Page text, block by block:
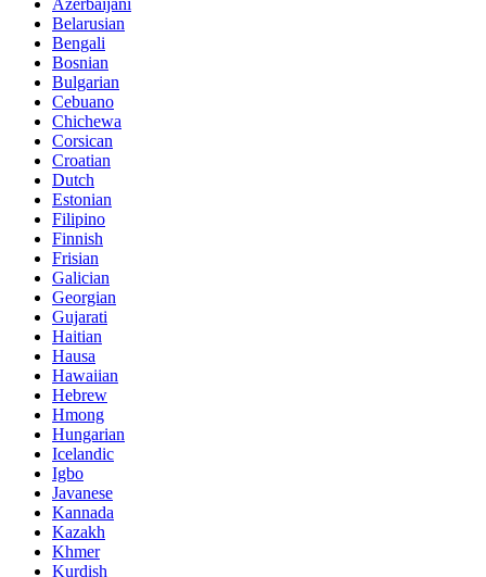
Azerbaijani
Belarusian
Bengali
Bosnian
Bulgarian
Cebuano
Chichewa
Corsican
Croatian
Dutch
Estonian
Filipino
Finnish
Frisian
Galician
Georgian
Gujarati
Haitian
Hausa
Hawaiian
Hebrew
Hmong
Hungarian
Icelandic
Igbo
Javanese
Kannada
Kazakh
Khmer
Kurdish